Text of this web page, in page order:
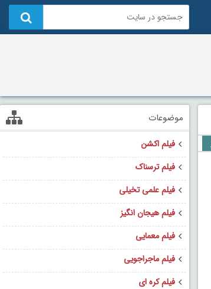
موضوعات
فیلم اکشن
فیلم ترسناک
فیلم علمی تخیلی
فیلم هیجان انگیز
فیلم معمایی
فیلم ماجراجویی
فیلم کره ای